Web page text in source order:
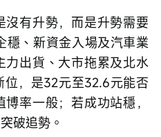
沒有升勢，而是升勢需要
穩、新資金入場及汽車業
力出貨、大市拖累及北水
，是32元至32.6元能否
率一般；若成功站穩，
破追勢。